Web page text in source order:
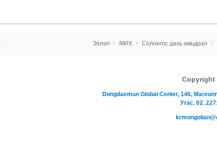
Эxлэл МИX Солонгос даxь амьдрал
Copyright
Dongdaemun Global Center, 146,
Утас. 02.